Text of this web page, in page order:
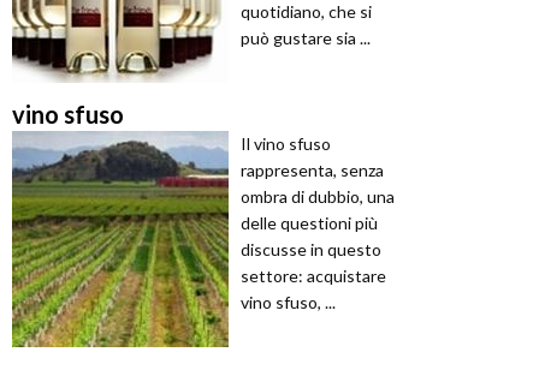
quotidiano, che si
può gustare sia ...
vino sfuso
Il vino sfuso
rappresenta, senza
ombra di dubbio, una
delle questioni più
discusse in questo
settore: acquistare
vino sfuso, ...